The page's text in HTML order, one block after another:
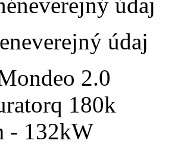
neverejný údaj